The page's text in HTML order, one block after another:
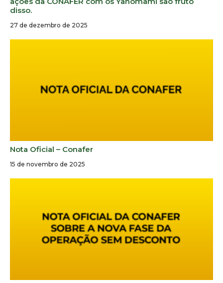
disso.
27 de dezembro de 2025
Nota Oficial – Conafer
15 de novembro de 2025